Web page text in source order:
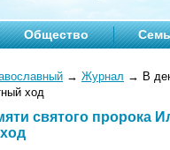
Общество
→ Журнал → В
ход
святого пророка